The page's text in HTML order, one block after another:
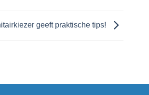
geeft praktische tips!